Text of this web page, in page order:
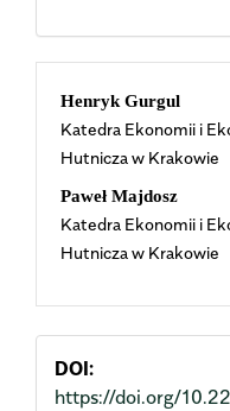
Main
Article
Content
Henryk Gurgul
Katedra Ekonomii i
Hutnicza w Krakowie
Paweł Majdosz
Katedra Ekonomii i
Hutnicza w Krakowie
DOI:
https://doi.org/